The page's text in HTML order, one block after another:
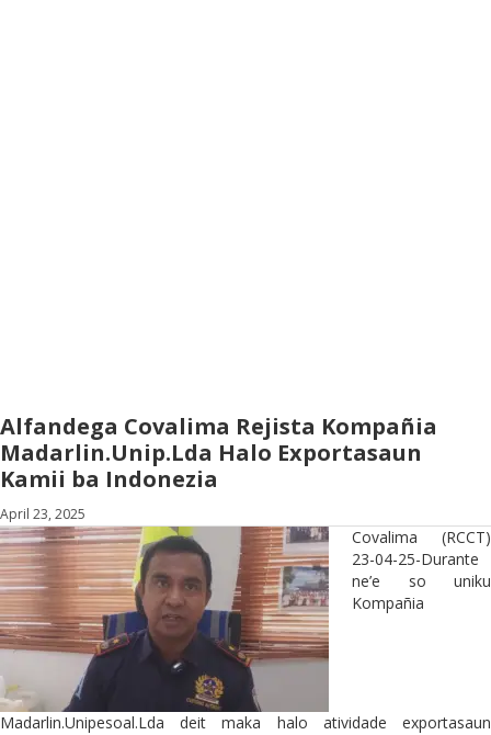
Alfandega Covalima Rejista Kompañia
Madarlin.Unip.Lda Halo Exportasaun
Kamii ba Indonezia
April 23, 2025
Covalima (RCCT)
23-04-25-Durante
ne’e so uniku
Kompañia
Madarlin.Unipesoal.Lda deit maka halo atividade exportasaun